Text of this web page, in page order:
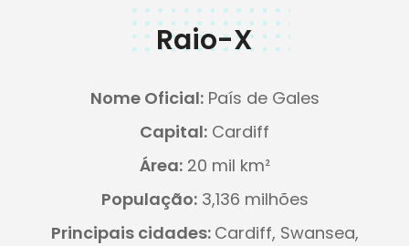
Raio-X
Nome Oficial:País de Gales
Capital: Cardiff
Área:20 mil km²
População:3,136 milhões
Principais cidades: Cardiff, Swansea,